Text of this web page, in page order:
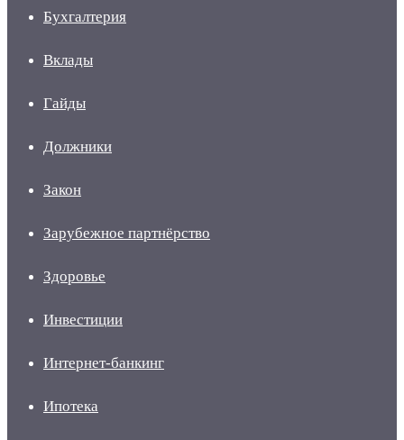
Бухгалтерия
Вклады
Гайды
Должники
Закон
Зарубежное партнёрство
Здоровье
Инвестиции
Интернет-банкинг
Ипотека